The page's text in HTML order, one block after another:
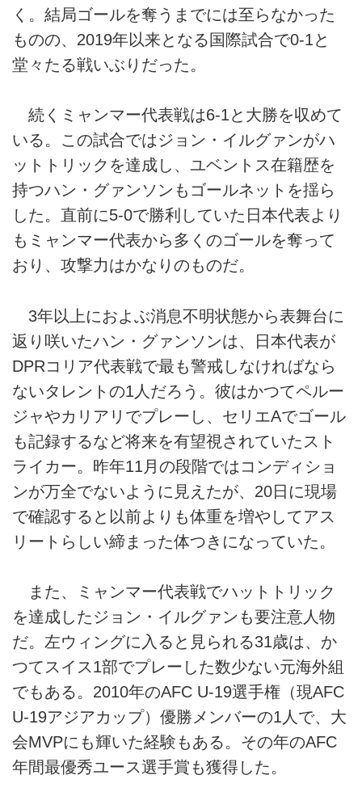
く。結局ゴールを奪うまでには至らなかった
ものの、2019年以来となる国際試合で0-1と
堂々たる戦いぶりだった。
続くミャンマー代表戦は6-1と大勝を収めて
いる。この試合ではジョン・イルグァンがハ
ットトリックを達成し、ユベントス在籍歴を
持つハン・グァンソンもゴールネットを揺ら
した。直前に5-0で勝利していた日本代表より
もミャンマー代表から多くのゴールを奪って
おり、攻撃力はかなりのものだ。
3年以上におよぶ消息不明状態から表舞台に
返り咲いたハン・グァンソンは、日本代表が
DPRコリア代表戦で最も警戒しなければなら
ないタレントの1人だろう。彼はかつてペルー
ジャやカリアリでプレーし、セリエAでゴール
も記録するなど将来を有望視されていたスト
ライカー。昨年11月の段階ではコンディショ
ンが万全でないように見えたが、20日に現場
で確認すると以前よりも体重を増やしてアス
リートらしい締まった体つきになっていた。
また、ミャンマー代表戦でハットトリック
を達成したジョン・イルグァンも要注意人物
だ。左ウィングに入ると見られる31歳は、か
つてスイス1部でプレーした数少ない元海外組
でもある。2010年のAFC U-19選手権（現AFC
U-19アジアカップ）優勝メンバーの1人で、大
会MVPにも輝いた経験もある。その年のAFC
年間最優秀ユース選手賞も獲得した。